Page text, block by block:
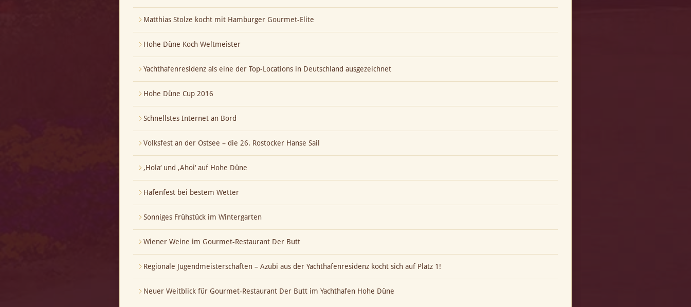
Matthias Stolze kocht mit Hamburger Gourmet-Elite
Hohe Düne Koch Weltmeister
Yachthafenresidenz als eine der Top-Locations in Deutschland ausgezeichnet
Hohe Düne Cup 2016
Schnellstes Internet an Bord
Volksfest an der Ostsee – die 26. Rostocker Hanse Sail
‚Hola‘ und ‚Ahoi‘ auf Hohe Düne
Hafenfest bei bestem Wetter
Sonniges Frühstück im Wintergarten
Wiener Weine im Gourmet-Restaurant Der Butt
Regionale Jugendmeisterschaften – Azubi aus der Yachthafenresidenz kocht sich auf Platz 1!
Neuer Weitblick für Gourmet-Restaurant Der Butt im Yachthafen Hohe Düne